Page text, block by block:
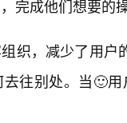
完成他们想要的
织，减少了用
往别处。当🙂